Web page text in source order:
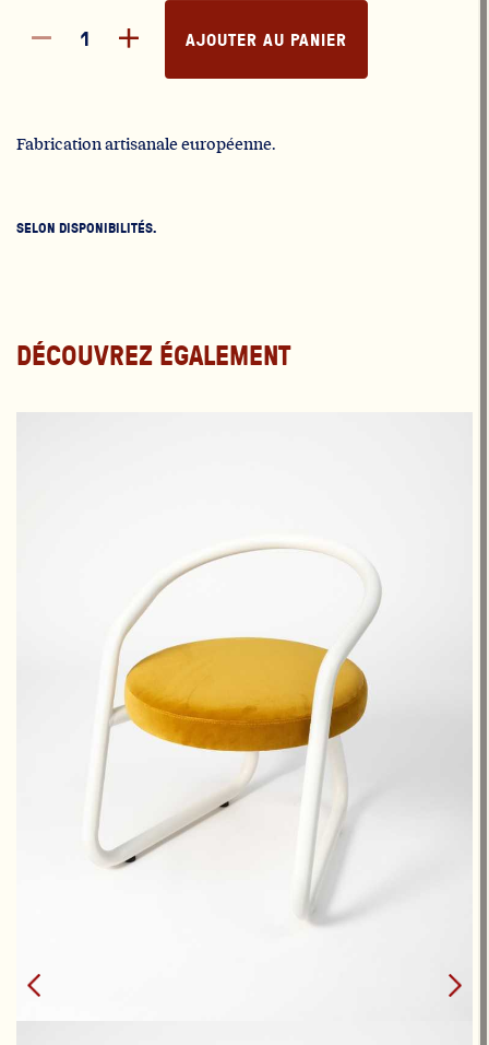
Fabrication artisanale européenne.
SELON DISPONIBILITÉS.
AJOUTER AU PANIER
DÉCOUVREZ ÉGALEMENT